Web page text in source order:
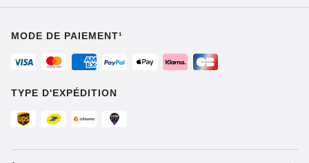
MODE DE PAIEMENT¹
TYPE D'EXPÉDITION